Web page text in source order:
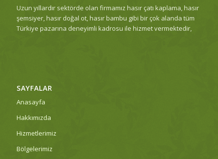
Uzun yıllardır sektörde olan firmamız hasır çatı kaplama, hasır
şemsiyer, hasır doğal ot, hasır bambu gibi bir çok alanda tüm
Türkiye pazarına deneyimli kadrosu ile hizmet vermektedir,
SAYFALAR
Anasayfa
Hakkımızda
Hizmetlerimiz
Bölgelerimiz